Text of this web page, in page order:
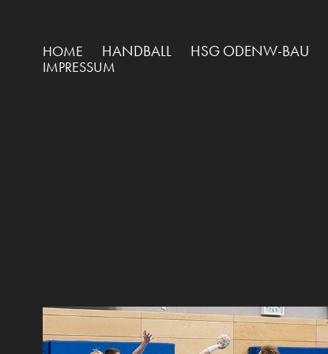
HOME HANDBALL HSG ODENW-BAU
IMPRESSUM